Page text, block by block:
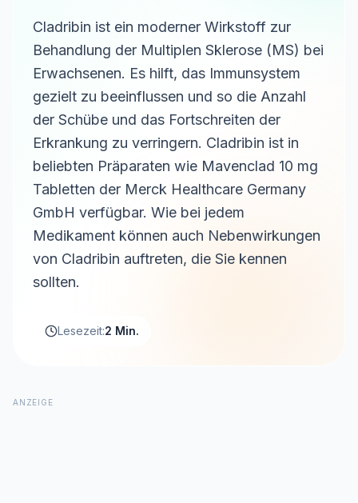
Cladribin ist ein moderner Wirkstoff zur
Behandlung der Multiplen Sklerose (MS) bei
Erwachsenen. Es hilft, das Immunsystem
gezielt zu beeinflussen und so die Anzahl
der Schübe und das Fortschreiten der
Erkrankung zu verringern. Cladribin ist in
beliebten Präparaten wie Mavenclad 10 mg
Tabletten der Merck Healthcare Germany
GmbH verfügbar. Wie bei jedem
Medikament können auch Nebenwirkungen
von Cladribin auftreten, die Sie kennen
sollten.
Lesezeit:2 Min.
ANZEIGE